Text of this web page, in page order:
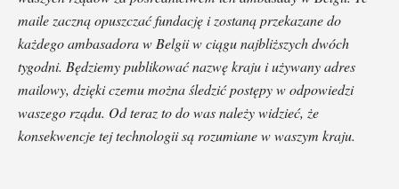
maile zaczną opuszczać fundację i zostaną przekazane do
każdego ambasadora w Belgii w ciągu najbliższych dwóch
tygodni. Będziemy publikować nazwę kraju i używany adres
mailowy, dzięki czemu można śledzić postępy w odpowiedzi
waszego rządu. Od teraz to do was należy widzieć, że
konsekwencje tej technologii są rozumiane w waszym kraju.